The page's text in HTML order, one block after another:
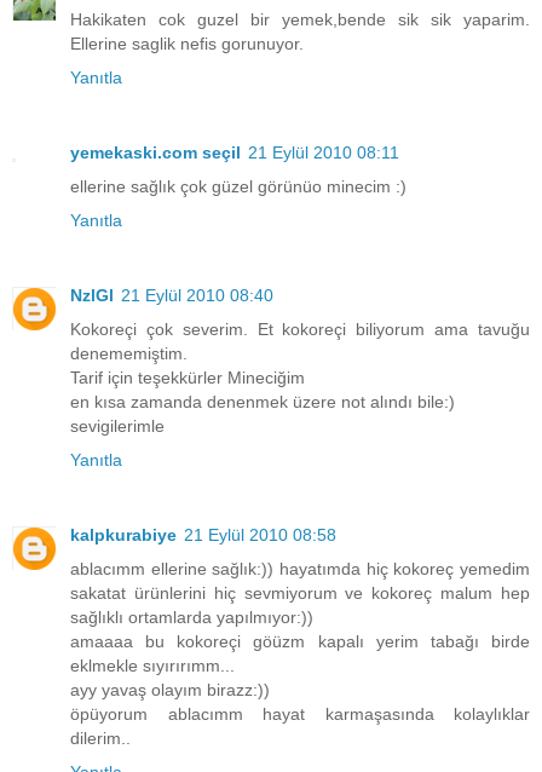
Hakikaten cok guzel bir yemek,bende sik sik yaparim.
Ellerine saglik nefis gorunuyor.
Yanıtla
yemekaski.com seçil 21 Eylül 2010 08:11
ellerine sağlık çok güzel görünüo minecim :)
Yanıtla
NzlGl 21 Eylül 2010 08:40
Kokoreçi çok severim. Et kokoreçi biliyorum ama tavuğu
denememiştim.
Tarif için teşekkürler Mineciğim
en kısa zamanda denenmek üzere not alındı bile:)
sevigilerimle
Yanıtla
kalpkurabiye 21 Eylül 2010 08:58
ablacımm ellerine sağlık:)) hayatımda hiç kokoreç yemedim
sakatat ürünlerini hiç sevmiyorum ve kokoreç malum hep
sağlıklı ortamlarda yapılmıyor:))
amaaaa bu kokoreçi göüzm kapalı yerim tabağı birde
eklmekle sıyırırımm...
ayy yavaş olayım birazz:))
öpüyorum ablacımm hayat karmaşasında kolaylıklar
dilerim..